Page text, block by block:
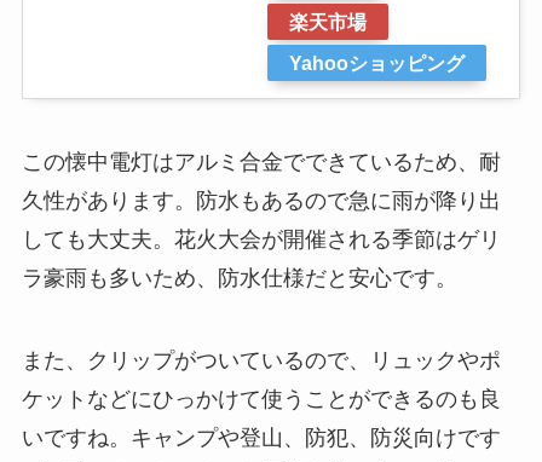
楽天市場
Yahooショッピング
この懐中電灯はアルミ合金でできているため、耐
久性があります。防水もあるので急に雨が降り出
しても大丈夫。花火大会が開催される季節はゲリ
ラ豪雨も多いため、防水仕様だと安心です。
また、クリップがついているので、リュックやポ
ケットなどにひっかけて使うことができるのも良
いですね。キャンプや登山、防犯、防災向けです